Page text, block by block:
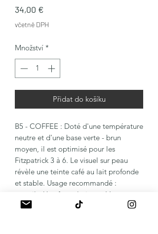
34,00 €Cena
včetně DPH
Množství *
Přidat do košíku
B5 - COFFEE : Doté d'une température
neutre et d'une base verte - brun
moyen, il est optimisé pour les
Fitzpatrick 3 à 6. Le visuel sur peau
révèle une teinte café au lait profonde
et stable. Usage recommandé :
sourcils. Une formulation créée en
collaboration avec les meilleurs